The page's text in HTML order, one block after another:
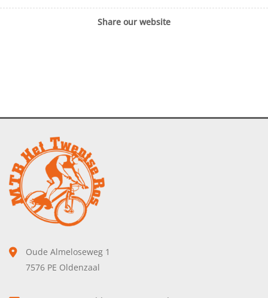
Share our website
Oude Almeloseweg 1
7576 PE Oldenzaal